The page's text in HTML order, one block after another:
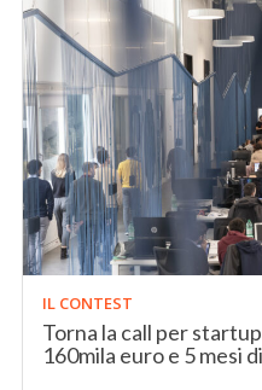
IL CONTEST
Torna la call per
160mila euro e 5 mesi